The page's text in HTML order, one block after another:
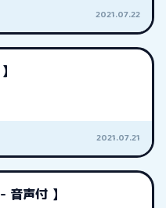
2021.07.22
2021.07.21
音声付 】